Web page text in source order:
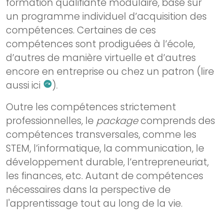
formation qualifiante modulaire, basé sur
un programme individuel d’acquisition des
compétences. Certaines de ces
compétences sont prodiguées à l’école,
d’autres de manière virtuelle et d’autres
encore en entreprise ou chez un patron (lire
aussi ici next_plan).
Outre les compétences strictement
professionnelles, le packagecomprends des
compétences transversales, comme les
STEM, l’informatique, la communication, le
développement durable, l’entrepreneuriat,
les finances, etc. Autant de compétences
nécessaires dans la perspective de
l'apprentissage tout au long de la vie.